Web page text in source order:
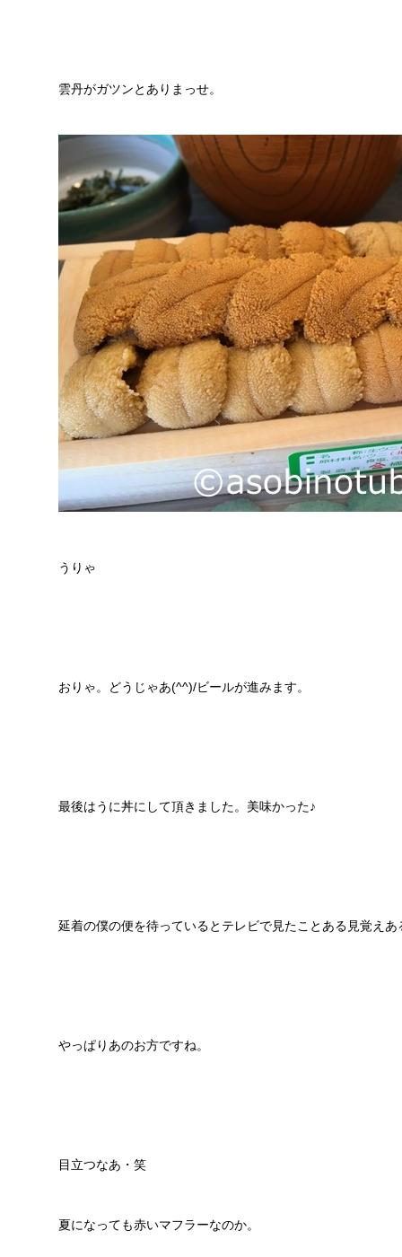
雲丹がガツンとありまっせ。
うりゃ
おりゃ。どうじゃあ(^^)/ビールが進みます。
最後はうに丼にして頂きました。美味かった♪
延着の僕の便を待っているとテレビで見たことある見覚え
やっぱりあのお方ですね。
目立つなあ・笑
夏になっても赤いマフラーなのか。